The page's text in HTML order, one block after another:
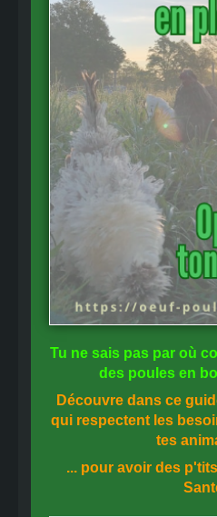
Tu ne sais pas par où
des poules en
Découvre dans ce
qui respectent les
tes
... pour avoir des